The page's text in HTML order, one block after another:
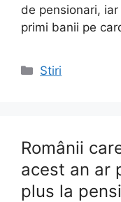
de pensionari,
primi banii pe
Categorii
Stiri
Românii
acest an ar
plus la